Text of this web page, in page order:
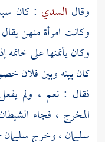
وقال السدي : كان
وكانت امرأة منهن يقال
وكان يأتمنها على
كان بينه وبين فلان
فقال : نعم ، ولم
المخرج ، فجاء
سليمان، وخرجسليمان